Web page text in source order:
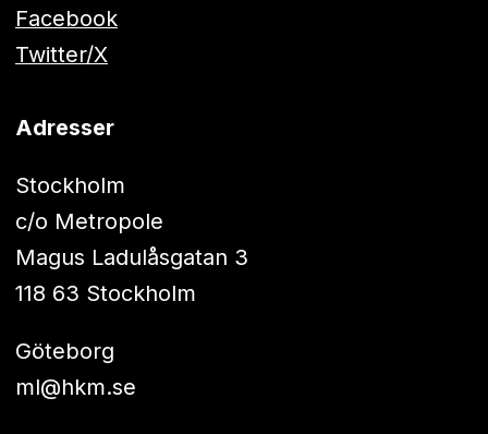
Facebook
Twitter/X
Adresser
Stockholm
c/o Metropole
Magus Ladulåsgatan 3
118 63 Stockholm
Göteborg
ml@hkm.se